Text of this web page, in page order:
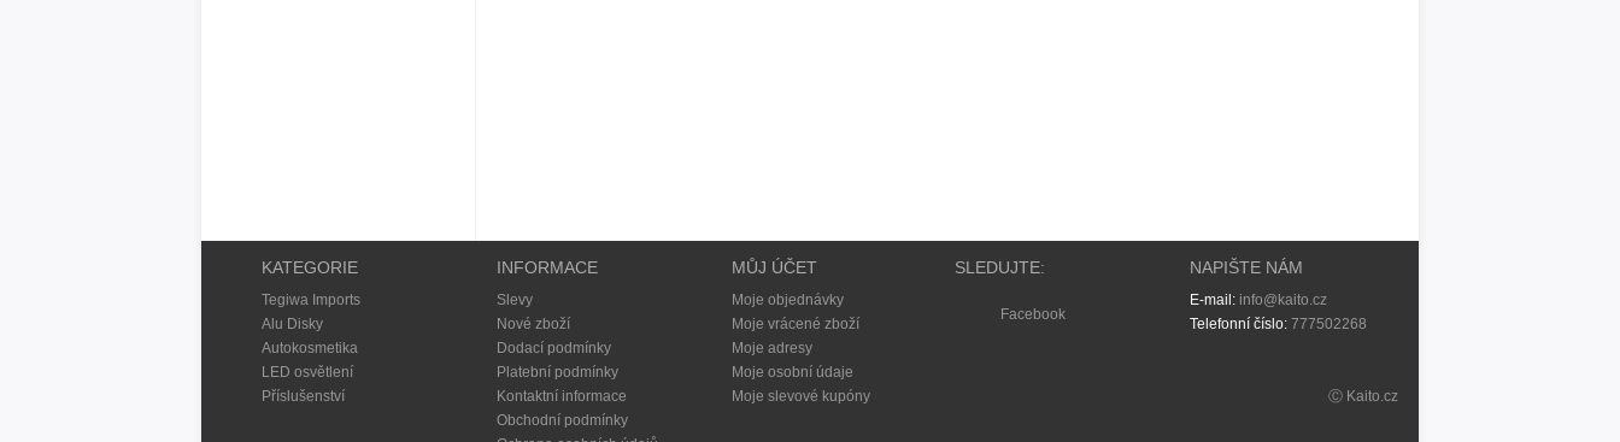
KATEGORIE
Tegiwa Imports
Alu Disky
Autokosmetika
LED osvětlení
Příslušenství
INFORMACE
Slevy
Nové zboží
Dodací podmínky
Platební podmínky
Kontaktní informace
Obchodní podmínky
MŮJ ÚČET
Moje objednávky
Moje vrácené zboží
Moje adresy
Moje osobní údaje
Moje slevové kupóny
SLEDUJTE:
Facebook
NAPIŠTE NÁM
E-mail: info@kaito.cz
Telefonní číslo: 777502268
Ⓒ Kaito.cz